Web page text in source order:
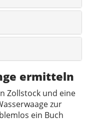
ermitteln
Zollstock und eine
zur
ein Buch